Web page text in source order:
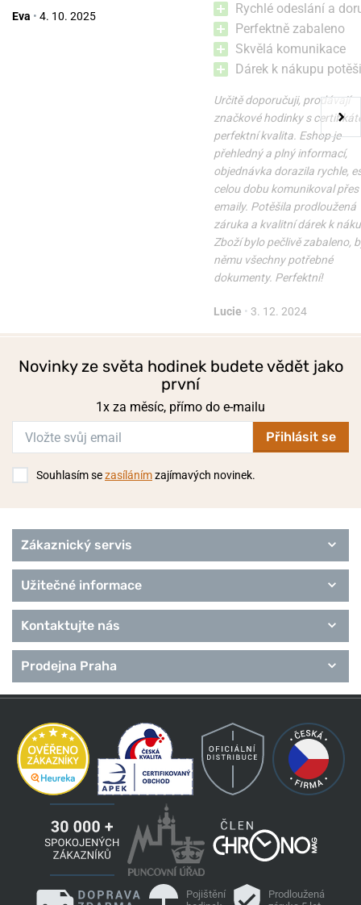
Eva • 4. 10. 2025
Rychlé odeslání a
Perfektně zabaleno
Skvělá komunikace
Dárek k nákupu
Určitě doporučuji, prodávají
značkové hodinky s
perfektní kvalita. Eshop je
přehledný a plný informací,
objednávka dorazila rychle,
celou dobu komunikoval přes
emaily. Potěšila prodloužená
záruka a kvalitní dárek k
Zboží bylo pečlivě zabaleno,
němu všechny potřebné
dokumenty. Perfektní!
Lucie • 3. 12. 2024
Novinky ze světa hodinek budete vědět jako
první
1x za měsíc, přímo do e-mailu
Přihlásit se
Souhlasím sezasílánímzajímavých novinek.
Zákaznický servis
Užitečné informace
Kontaktujte nás
Prodejna Praha
Pojištění
Prodloužená